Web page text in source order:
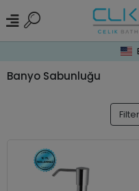
Banyo Sabunluğu
Filter